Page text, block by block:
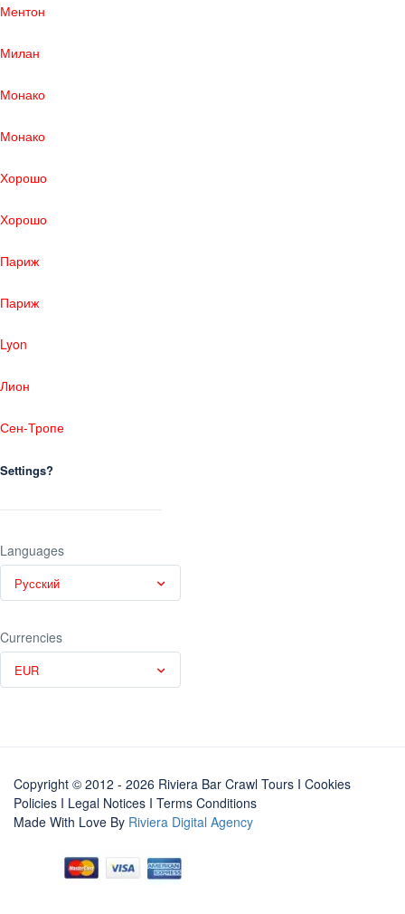
Ментон
Милан
Монако
Монако
Хорошо
Хорошо
Париж
Париж
Lyon
Лион
Сен-Тропе
Settings?
Languages
Русский
Currencies
EUR
Copyright © 2012 - 2026 Riviera Bar Crawl Tours I Cookies
Policies I Legal Notices I Terms Conditions
Made With Love By Riviera Digital Agency